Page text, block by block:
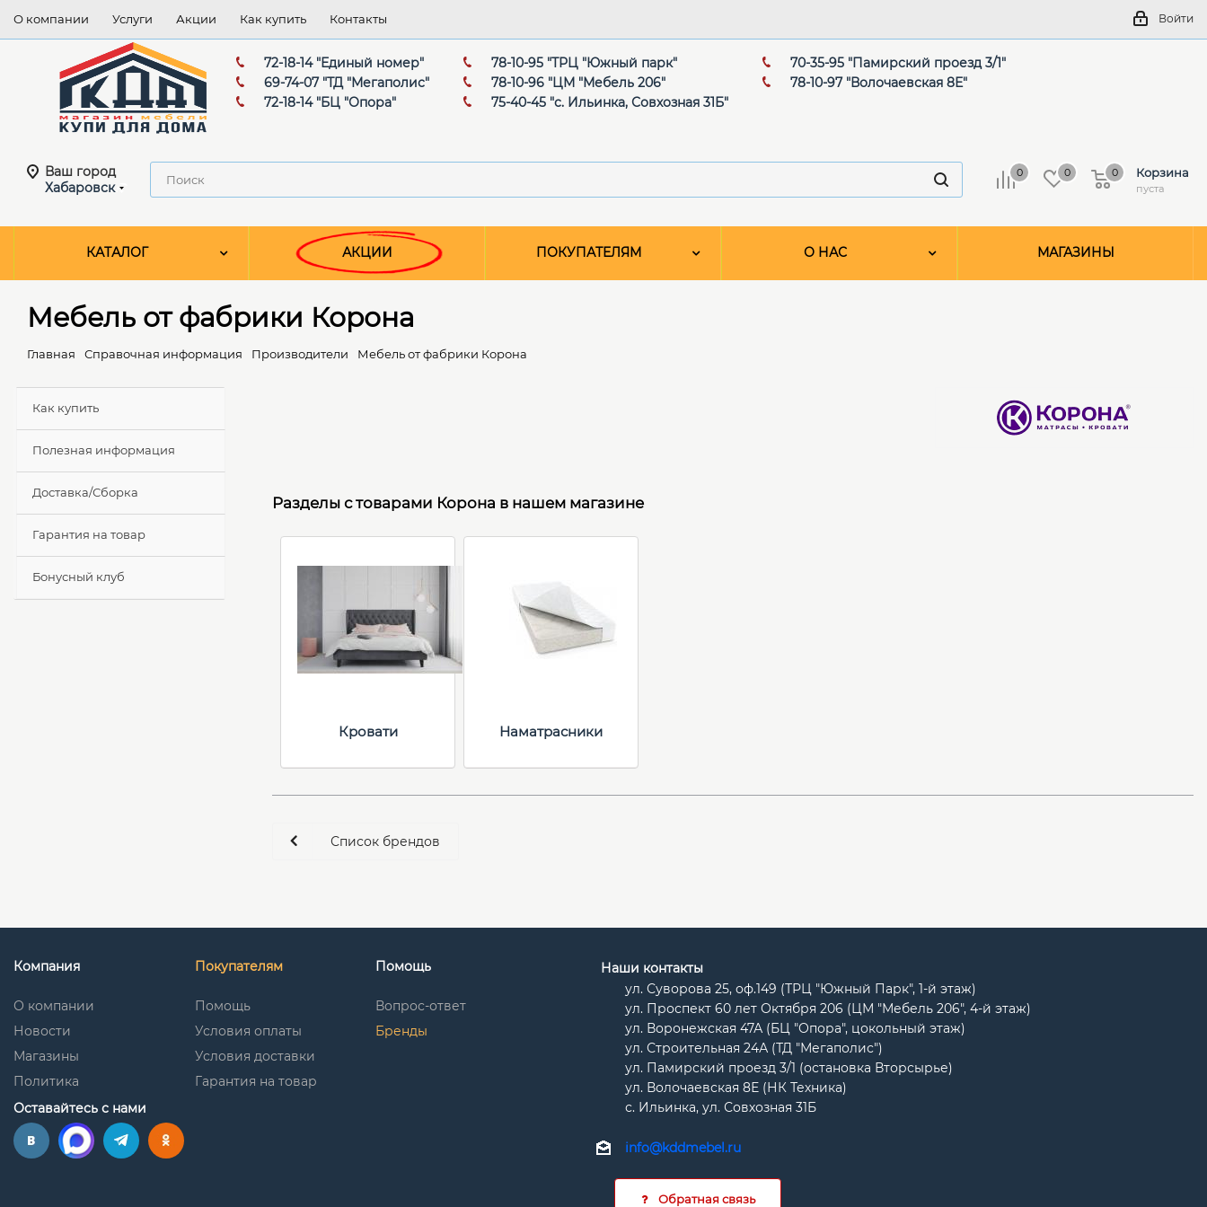
О компании Услуги Акции Как купить Контакты Войти
72-18-14 "Единый номер"
69-74-07 "ТД "Мегаполис"
72-18-14 "БЦ "Опора"
78-10-95 "ТРЦ "Южный парк"
78-10-96 "ЦМ "Мебель 206"
75-40-45 "с. Ильинка, Совхозная 31Б"
70-35-95 "Памирский проезд 3/1"
78-10-97 "Волочаевская 8Е"
Ваш город
Хабаровск
0 0 Корзина
пуста
0
КАТАЛОГ АКЦИИ ПОКУПАТЕЛЯМ О НАС МАГАЗИНЫ
Мебель от фабрики Корона
Главная Справочная информация Производители Мебель от фабрики Корона
Разделы с товарами Корона в нашем магазине
Кровати Наматрасники
Список брендов
Как купить
Полезная информация
Доставка/Сборка
Гарантия на товар
Бонусный клуб
Компания
О компании
Новости
Магазины
Политика
Покупателям
Помощь
Условия оплаты
Условия доставки
Гарантия на товар
Помощь
Вопрос-ответ
Бренды
Оставайтесь с нами
Наши контакты
ул. Суворова 25, оф.149 (ТРЦ "Южный Парк", 1-й этаж)
ул. Проспект 60 лет Октября 206 (ЦМ "Мебель 206", 4-й этаж)
ул. Воронежская 47А (БЦ "Опора", цокольный этаж)
ул. Строительная 24А (ТД "Мегаполис")
ул. Памирский проезд 3/1 (остановка Вторсырье)
ул. Волочаевская 8Е (НК Техника)
с. Ильинка, ул. Совхозная 31Б
info@kddmebel.ru
Обратная связь